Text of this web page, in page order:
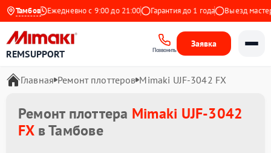
ТамбовЕжедневно с 9:00 до 21:00 Гарантия до 1 года Выезд мастера
REMSUPPORT Позвонить
Заявка
Главная Ремонт плоттеров Mimaki UJF-3042 FX
Ремонт плоттера Mimaki UJF-3042
FXв Тамбове